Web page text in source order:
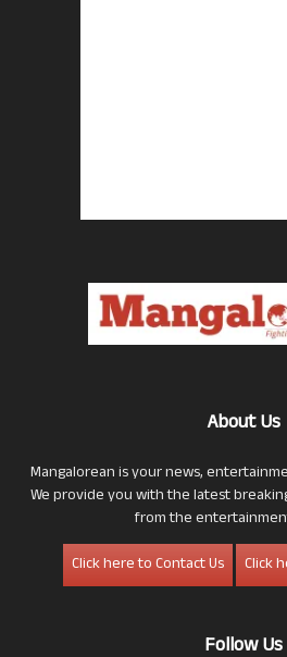
About Us
Mangalorean is your news,
We provide you with the latest
from the
Click here to Contact Us
Click
Follow Us